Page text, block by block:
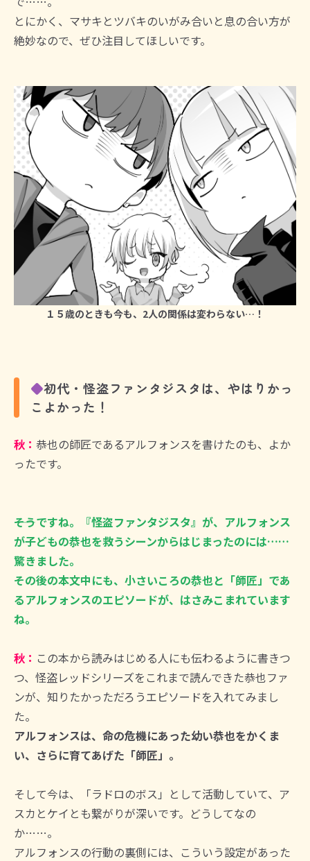
とにかく、マサキとツバキのいがみ合いと息の合い方が
絶妙なので、ぜひ注目してほしいです。
１５歳のときも今も、2人の関係は変わらない…！
◆初代・怪盗ファンタジスタは、やはりかっ
こよかった！
秋： 恭也の師匠であるアルフォンスを書けたのも、よか
ったです。
――そうですね。『怪盗ファンタジスタ』が、アルフォンス
が子どもの恭也を救うシーンからはじまったのには……
驚きました。
その後の本文中にも、小さいころの恭也と「師匠」であ
るアルフォンスのエピソードが、はさみこまれています
ね。
秋： この本から読みはじめる人にも伝わるように書きつ
つ、怪盗レッドシリーズをこれまで読んできた恭也ファ
ンが、知りたかっただろうエピソードを入れてみまし
た。
アルフォンスは、命の危機にあった幼い恭也をかくま
い、さらに育てあげた「師匠」。
そして今は、「ラドロのボス」として活動していて、ア
スカとケイとも繋がりが深いです。どうしてなの
か……。
アルフォンスの行動の裏側には、こういう設定があった